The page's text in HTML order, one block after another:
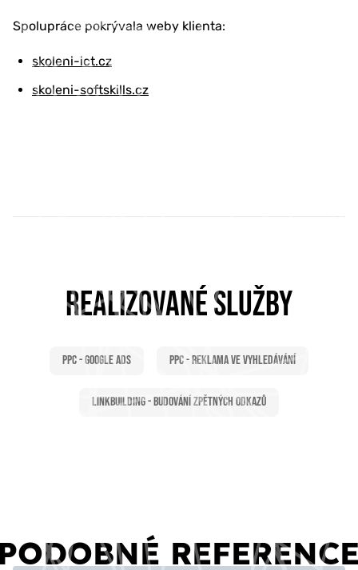
Spolupráce pokrývala weby klienta:
skoleni-ict.cz
skoleni-softskills.cz
REALIZOVANÉ SLUŽBY
PPC - Google Ads PPC - Reklama ve vyhledávání
Linkbuilding - Budování zpětných odkazů